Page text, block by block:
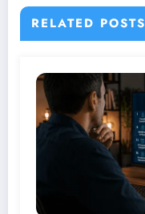
RELATED POSTS